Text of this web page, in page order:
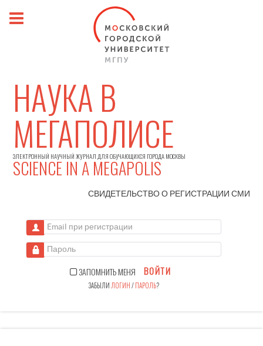
НАУКА В
МЕГАПОЛИСЕ
ЭЛЕКТРОННЫЙ НАУЧНЫЙ ЖУРНАЛ ДЛЯ ОБУЧАЮЩИХСЯ ГОРОДА МОСКВЫ
SCIENCE IN A MEGAPOLIS
СВИДЕТЕЛЬСТВО О РЕГИСТРАЦИИСМИ
Email при регистрации
Пароль
ЗАПОМНИТЬ МЕНЯ ВОЙТИ
ЗАБЫЛИ ЛОГИН/ПАРОЛЬ?